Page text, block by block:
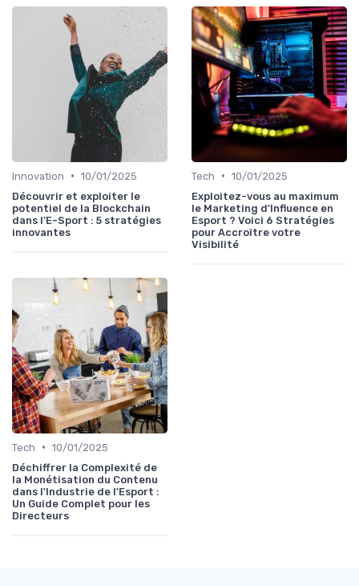
Innovation • 10/01/2025
Découvrir et exploiter le
potentiel de la Blockchain
dans l'E-Sport : 5 stratégies
innovantes
Tech • 10/01/2025
Exploitez-vous au maximum
le Marketing d'Influence en
Esport ? Voici 6 Stratégies
pour Accroître votre
Visibilité
Tech • 10/01/2025
Déchiffrer la Complexité de
la Monétisation du Contenu
dans l'Industrie de l'Esport :
Un Guide Complet pour les
Directeurs